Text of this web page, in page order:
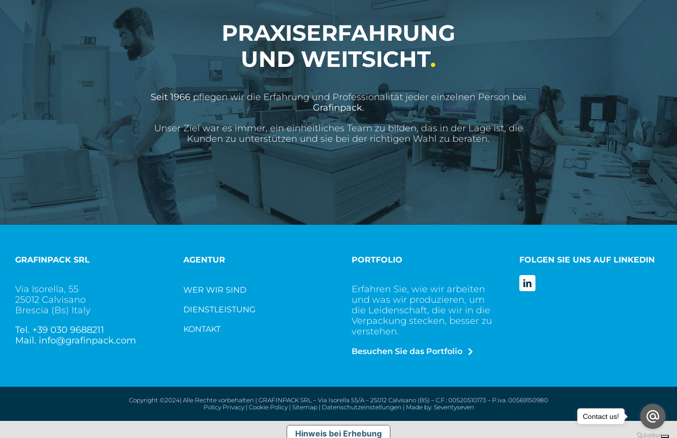
PRAXISERFAHRUNG
UND WEITSICHT.
Seit 1966pflegen wir die Erfahrung und Professionalität jeder einzelnen Person bei
Grafinpack.
Unser Ziel war es immer, ein einheitliches Team zu bilden, das in der Lage ist, die
Kunden zu unterstützen und sie bei der richtigen Wahl zu beraten.
GRAFINPACK SRL
Via Isorella, 55
25012 Calvisano
Brescia (Bs) Italy
Tel. +39 030 9688211
Mail. info@grafinpack.com
AGENTUR
WER WIR SIND
DIENSTLEISTUNG
KONTAKT
PORTFOLIO
Erfahren Sie, wie wir arbeiten
und was wir produzieren, um
die Leidenschaft, die wir in die
Verpackung stecken, besser zu
verstehen.
Besuchen Sie das Portfolio
FOLGEN SIE UNS AUF LINKEDIN
Copyright ©2024| Alle Rechte vorbehalten | GRAFINPACK SRL – Via Isorella 55/A – 25012 Calvisano (BS) – C.F.: 00520510173 – P.iva. 00569150980
Policy Privacy| Cookie Policy| Sitemap| Datenschutzeinstellungen | Made by: Seventyseven
Hinweis bei Erhebung
Contact us!